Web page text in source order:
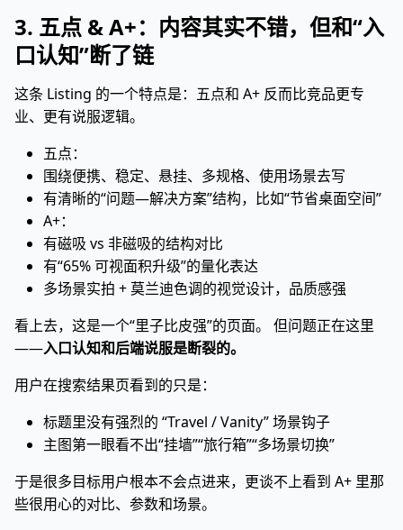
3. 五点 & A+：内容其实不错，但和“入
口认知”断了链
这条 Listing 的一个特点是：五点和 A+ 反而比竞品更专
业、更有说服逻辑。
五点：
围绕便携、稳定、悬挂、多规格、使用场景去写
有清晰的“问题—解决方案”结构，比如“节省桌面空间”
A+：
有磁吸 vs 非磁吸的结构对比
有“65% 可视面积升级”的量化表达
多场景实拍 + 莫兰迪色调的视觉设计，品质感强
看上去，这是一个“里子比皮强”的页面。 但问题正在这里
——入口认知和后端说服是断裂的。
用户在搜索结果页看到的只是：
标题里没有强烈的 “Travel / Vanity” 场景钩子
主图第一眼看不出“挂墙”“旅行箱”“多场景切换”
于是很多目标用户根本不会点进来，更谈不上看到 A+ 里那
些很用心的对比、参数和场景。